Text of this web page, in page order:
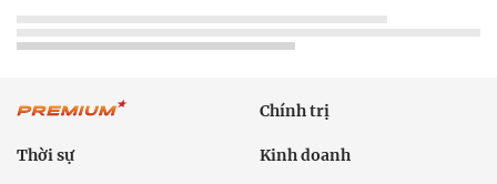
Chính trị
Thời sự Kinh doanh